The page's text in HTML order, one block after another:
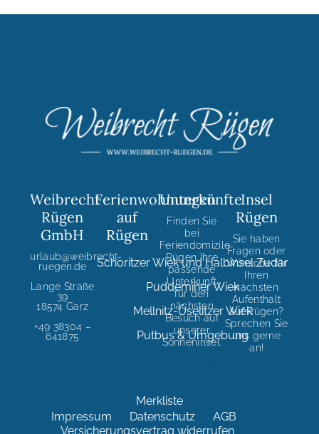
Weibrecht
Rügen
GmbH
urlaub@weibrecht-
ruegen.de
Lange Straße
39
18574 Garz
+49 38304 –
641875
Ferienwohnungen
auf
Rügen
Schoritzer Wiek und Halbinsel Zudar
Puddeminer Wiek
Mellnitz-Üselitzer Wiek
Putbus & Umgebung
Unterkünfte
Finden Sie
bei
Feriendomizile
Rügen Ihre
passende
Unterkunft
für den
nächsten
Besuch auf
unserer
Sonneninsel.
Insel
Rügen
Sie haben
Fragen oder
Wünsche für
Ihren
nächsten
Aufenthalt
auf Rügen?
Sprechen Sie
uns gerne
an!
Impressum Datenschutz
AGB
Versicherungsvertrag widerrufen
Merkliste